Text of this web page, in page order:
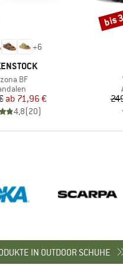
+6
BF
Preis
reduzierter Preis
ab 71,96 €
4,8(20)
bis
IN OUTDOOR SCHUHE